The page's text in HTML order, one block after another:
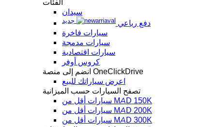
الفئات
سيدان
دفع رباعي
جديد
سيارات فاخرة
سيارات مدمجة
سيارات اقتصادية
كروس أوفر
انضم إلى منصة OneClickDrive
اعرض سياراتك للبيع
تصفح السيارات حسب الميزانية
سيارات أقل من MAD 150K
سيارات أقل من MAD 200K
سيارات أقل من MAD 300K